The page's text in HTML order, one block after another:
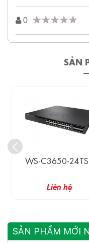
0
SẢN
WS-C3650-
Liên hệ
SẢN PHẨM MỚI